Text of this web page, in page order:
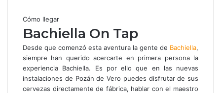
Cómo llegar
Bachiella On Tap
Desde que comenzó esta aventura la gente de Bachiella,
siempre han querido acercarte en primera persona la
experiencia Bachiella. Es por ello que en las nuevas
instalaciones de Pozán de Vero puedes disfrutar de sus
cervezas directamente de fábrica, hablar con el maestro